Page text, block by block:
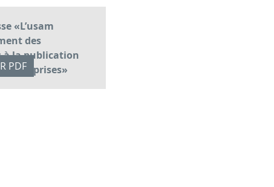
«L’usam
des
à la publication
entreprises»
PDF